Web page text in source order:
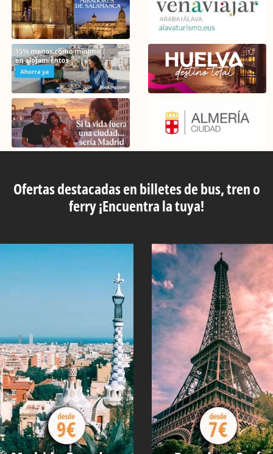
Ofertas destacadas en billetes de bus, tren o
ferry ¡Encuentra la tuya!